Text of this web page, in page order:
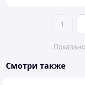
1
Смотри также